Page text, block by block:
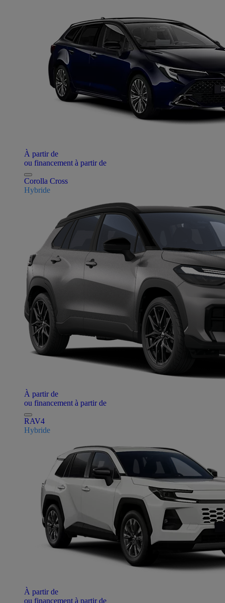
À partir de
ou financement à partir de
Corolla Cross
Hybride
À partir de
ou financement à partir de
RAV4
Hybride
À partir de
ou financement à partir de